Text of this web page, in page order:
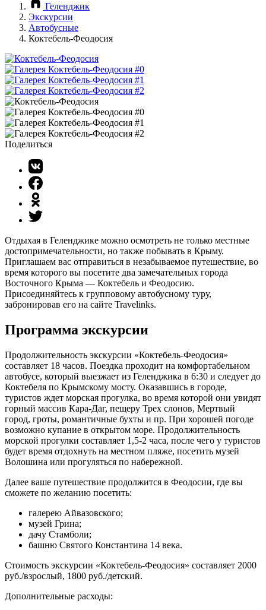
Геленджик
Экскурсии
Автобусные
Коктебель-Феодосия
Поделиться
Отдыхая в Геленджике можно осмотреть не только местные
достопримечательности, но также побывать в Крыму.
Приглашаем вас отправиться в незабываемое путешествие, во
время которого вы посетите два замечательных города
Восточного Крыма — Коктебель и Феодосию.
Присоединяйтесь к групповому автобусному туру,
забронировав его на сайте Travelinks.
Программа экскурсии
Продолжительность экскурсии «Коктебель-Феодосия»
составляет 18 часов. Поездка проходит на комфортабельном
автобусе, который выезжает из Геленджика в 6:30 и следует до
Коктебеля по Крымскому мосту. Оказавшись в городе,
туристов ждет морская прогулка, во время которой они увидят
горный массив Кара-Даг, пещеру Трех слонов, Мертвый
город, гроты, романтичные бухты и пр. При хорошей погоде
возможно купание в открытом море. Продолжительность
морской прогулки составляет 1,5-2 часа, после чего у туристов
будет время отдохнуть на местном пляже, посетить музей
Волошина или прогуляться по набережной.
Далее ваше путешествие продолжится в Феодосии, где вы
сможете по желанию посетить:
галерею Айвазовского;
музей Грина;
дачу Стамболи;
башню Святого Константина 14 века.
Стоимость экскурсии «Коктебель-Феодосия» составляет 2000
руб./взрослый, 1800 руб./детский.
Дополнительные расходы: